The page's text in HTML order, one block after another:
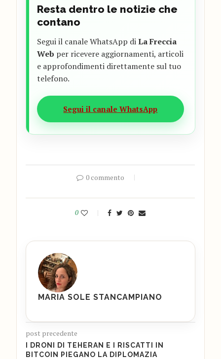
Resta dentro le notizie che
contano
Segui il canale WhatsApp diLa Freccia
Web per ricevere aggiornamenti, articoli
e approfondimenti direttamente sul tuo
telefono.
Segui il canale WhatsApp
0 commento
0
MARIA SOLE STANCAMPIANO
post precedente
I DRONI DI TEHERAN E I RISCATTI IN
BITCOIN PIEGANO LA DIPLOMAZIA